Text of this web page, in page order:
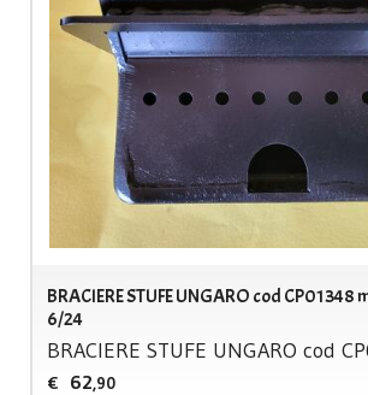
BRACIERE STUFE UNGARO cod CP01348
6/24
BRACIERE STUFE UNGARO cod
€ 62,90